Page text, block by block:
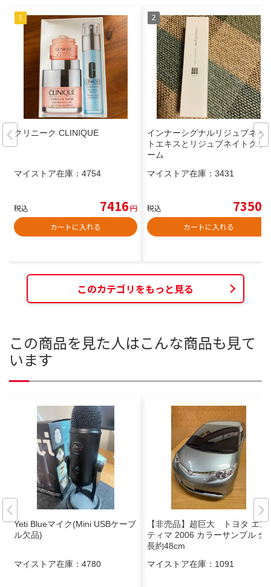
クリニーク CLINIQUE
マイストア在庫： 4754
税込 7416円
カートに入れる
インナーシグナルリジュブネイ
トエキスとリジュブネイトクリ
ーム
マイストア在庫： 3431
税込 7350
カートに入れる
このカテゴリをもっと見る
この商品を見た人はこんな商品も見て
います
Yeti Blueマイク(Mini USBケーブ
ル欠品)
マイストア在庫： 4780
【非売品】超巨大 トヨタ エス
ティマ 2006 カラーサンプル 全
長約48cm
マイストア在庫： 1091